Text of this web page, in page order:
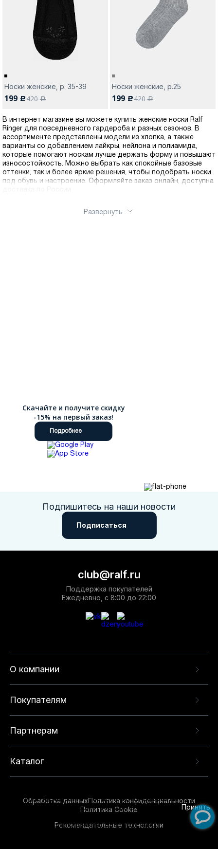
Носки женские, р. 35-39
199 c420a
Носки женские, р.25
199 c420a
В интернет магазине вы можете купить женские носки Ralf
Ringer для повседневного гардероба и разных сезонов. В
ассортименте представлены модели из хлопка, а также
варианты со добавлением лайкры, нейлона и полиамида,
которые помогают носкам лучше держать форму и повышают
износостойкость. Можно выбрать как спокойные базовые
оттенки, так и более яркие решения, чтобы подобрать носки
под обувь и настроение. Оформляйте заказ онлайн, доступна
Развернуть
Скачайте и получите скидку
-15% на первый заказ!
Подробнее
Подпишитесь на наши новости
Подписаться
О компании
Покупателям
Партнерам
Каталог
club@ralf.ru
Поддержка покупателей
Ежедневно, с 8:00 до 22:00
Обработка данныхПолитика конфиденциальности
Политика Cookie
Рекомендательные технологии
опыта на нашем сайте. Продолжая использовать
данный сайт, вы соглашаетесь с использованием
технологий. Для получения дополнительной
Принять